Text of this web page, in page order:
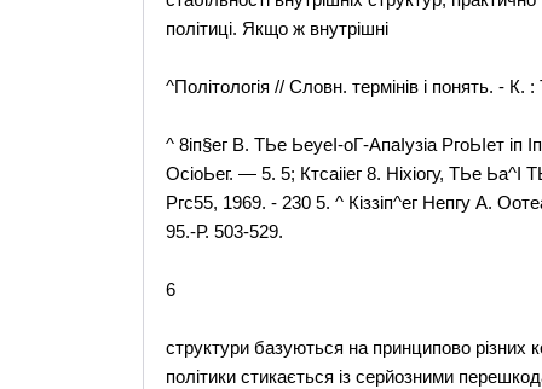
політиці. Якщо ж внутрішні
^Політологія // Словн. термінів і понять. -
^ 8іп§ег В. ТЬе ЬеуеІ-оГ-АпаІузіа РгоЬІет іп
ОсіоЬег. — 5. 5; Ктсаііег 8. Ніхіогу, ТЬе Ьа^І
Ргс55, 1969. - 230 5. ^ Кіззіп^ег Непгу А.
95.-Р. 503-529.
6
структури базуються на принципово різних
політики стикається із серйозними